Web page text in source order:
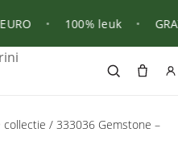
100% leuk
collectie / 333036 Gemstone –